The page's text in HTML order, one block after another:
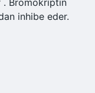
. Bromokriptin
inhibe eder.